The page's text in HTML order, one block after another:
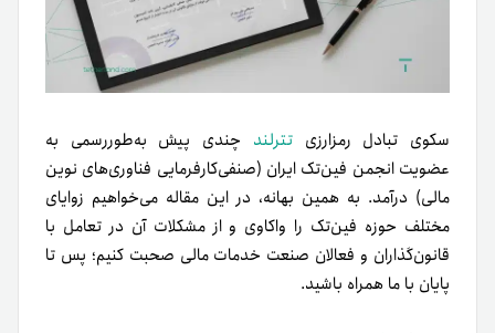
سکوی تبادل رمزارزیتترلند چندی پیش به‌طوررسمی به
عضویت انجمن فین‌تک ایران (صنفی‌کارفرمایی فناوری‌های نوین
مالی) درآمد. به‌ همین بهانه، در این مقاله می‌خواهیم زوایای
مختلف حوزه فین‌تک را واکاوی و از مشکلات آن در تعامل با
قانون‌گذاران و فعالان صنعت خدمات مالی صحبت کنیم؛ پس تا
پایان با ما همراه باشید.